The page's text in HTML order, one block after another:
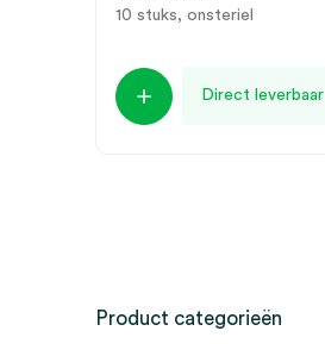
10 stuks, onsteriel
Direct leverbaar
Product categorieën